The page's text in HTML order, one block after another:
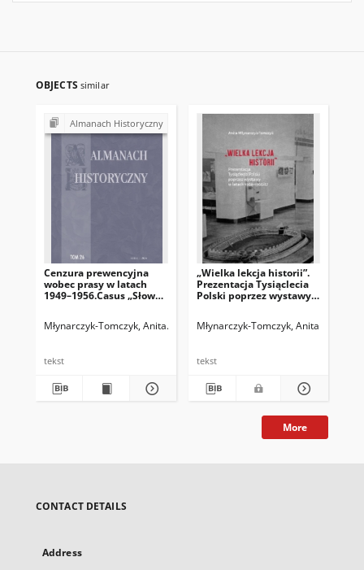
OBJECTS similar
Almanach Historyczny
Cenzura prewencyjna
wobec prasy w latach
1949–1956.Casus „Słowa
Kielcach
Młynarczyk-Tomczyk, Anita Legieć, Jacek. Red.
tekst
„Wielka lekcja historii”.
Prezentacja Tysiąclecia
Polski poprzez wystawy
Młynarczyk-Tomczyk, Anita
tekst
More
CONTACT DETAILS
Address